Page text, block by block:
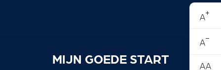
MIJN GOEDE START